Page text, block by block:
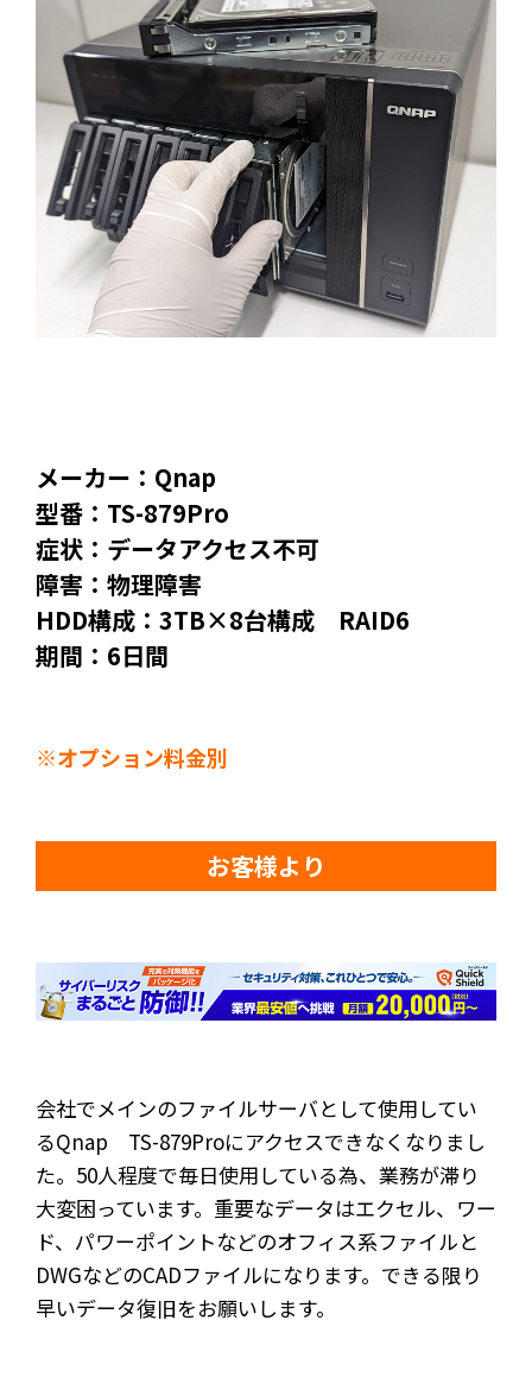
メーカー：Qnap
型番：TS-879Pro
症状：データアクセス不可
障害：物理障害
HDD構成：3TB×8台構成 RAID6
期間：6日間
※オプション料金別
お客様より
会社でメインのファイルサーバとして使用してい
るQnap TS-879Proにアクセスできなくなりまし
た。50人程度で毎日使用している為、業務が滞り
大変困っています。重要なデータはエクセル、ワー
ド、パワーポイントなどのオフィス系ファイルと
DWGなどのCADファイルになります。できる限り
早いデータ復旧をお願いします。